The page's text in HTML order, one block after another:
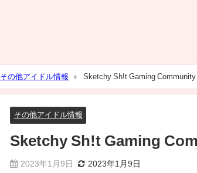
その他アイドル情報 Sketchy Sh!t Gaming Community
その他アイドル情報
Sketchy Sh!t Gaming
2023年1月9日 2023年1月9日